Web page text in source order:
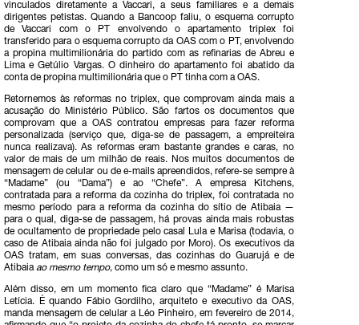
vinculados diretamente a Vaccari, a seus familiares e a demais
dirigentes petistas. Quando a Bancoop faliu, o esquema corrupto
de Vaccari com o PT envolvendo o apartamento triplex foi
transferido para o esquema corrupto da OAS com o PT, envolvendo
a propina multimilionária do partido com as refinarias de Abreu e
Lima e Getúlio Vargas. O dinheiro do apartamento foi abatido da
conta de propina multimilionária que o PT tinha com a OAS.
Retornemos às reformas no triplex, que comprovam ainda mais a
acusação do Ministério Público. São fartos os documentos que
comprovam que a OAS contratou empresas para fazer reforma
personalizada (serviço que, diga-se de passagem, a empreiteira
nunca realizava). As reformas eram bastante grandes e caras, no
valor de mais de um milhão de reais. Nos muitos documentos de
mensagem de celular ou de e-mails apreendidos, refere-se sempre à
“Madame” (ou “Dama”) e ao “Chefe”. A empresa Kitchens,
contratada para a reforma da cozinha do triplex, foi contratada no
mesmo período para a reforma da cozinha do sítio de Atibaia —
para o qual, diga-se de passagem, há provas ainda mais robustas
de ocultamento de propriedade pelo casal Lula e Marisa (todavia, o
caso de Atibaia ainda não foi julgado por Moro). Os executivos da
OAS tratam, em suas conversas, das cozinhas do Guarujá e de
Atibaiaao mesmo tempo, como um só e mesmo assunto.
Além disso, em um momento fica claro que “Madame” é Marisa
Letícia. É quando Fábio Gordilho, arquiteto e executivo da OAS,
manda mensagem de celular a Léo Pinheiro, em fevereiro de 2014,